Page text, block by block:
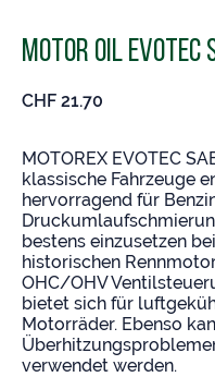
Motor Oil Evotec
CHF 21.70
MOTOREX EVOTEC
klassische Fahrzeuge
hervorragend für
bestens einzusetzen
historischen
OHC/OHV
bietet sich für
Motorräder. Ebenso
verwendet werden.